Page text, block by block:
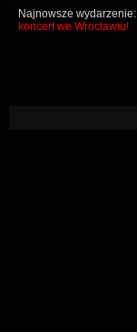
Najnowsze wydarzenie:
koncert we Wrocławiu!